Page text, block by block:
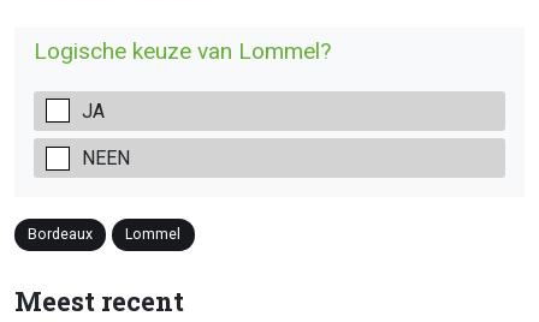
Logische keuze van Lommel?
JA
NEEN
Bordeaux Lommel
Meest recent